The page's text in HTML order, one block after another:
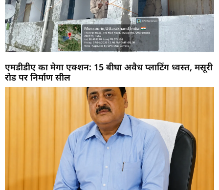
एमडीडीए का मेगा एक्शन: 15 बीघा अवैध प्लाटिंग ध्वस्त, मसूरी
रोड पर निर्माण सील